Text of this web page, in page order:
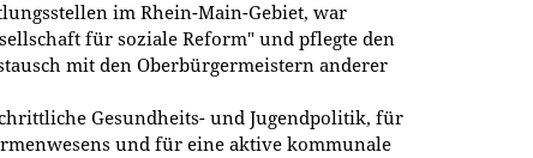
im Rhein-Main-Gebiet, war
für soziale Reform" und pflegte den
mit den Oberbürgermeistern anderer
Gesundheits- und Jugendpolitik, für
und für eine aktive kommunale